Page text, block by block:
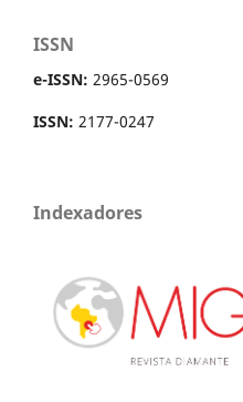
ISSN
e-ISSN: 2965-0569
ISSN: 2177-0247
Indexadores